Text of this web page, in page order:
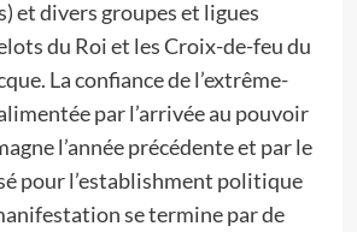
et divers groupes et ligues
du Roi et les Croix-de-feu du
La confiance de l’extrême-
par l’arrivée au pouvoir
l’année précédente et par le
pour l’establishment politique
se termine par de